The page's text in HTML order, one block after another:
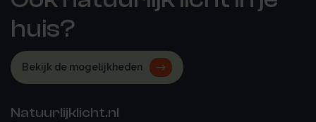
huis?
Bekijk de mogelijkheden
Natuurlijklicht.nl